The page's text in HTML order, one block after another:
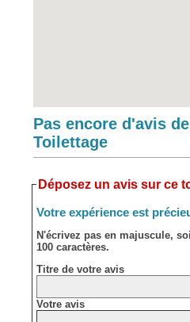
Pas encore d'avis
Toilettage
Déposez un avis sur ce
Votre expérience est
N'écrivez pas en majuscule,
100 caractères.
Titre de votre avis
Votre avis